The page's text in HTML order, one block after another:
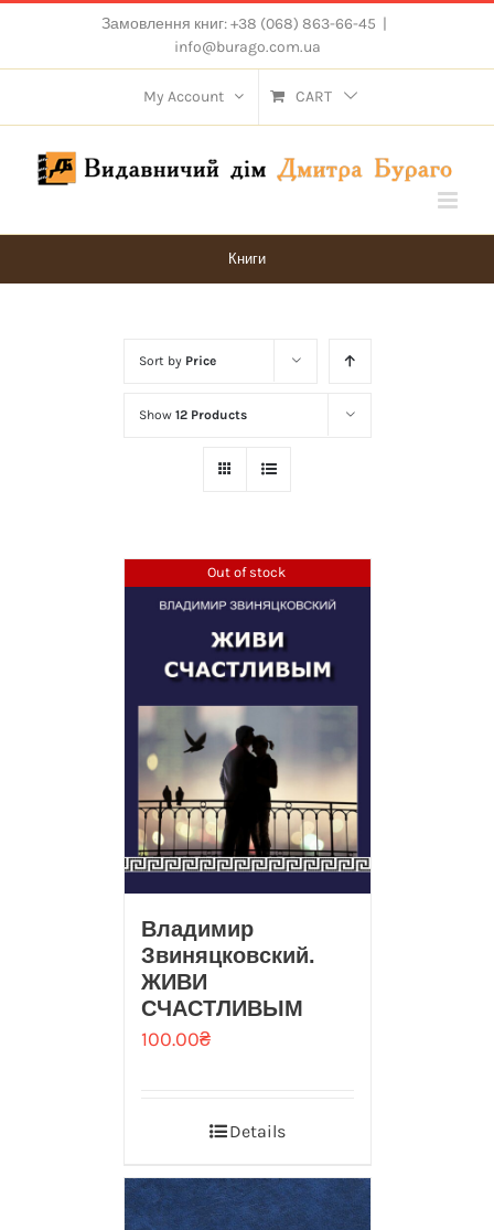
content
Замовлення книг: +38 (068) 863-66-45 |
info@burago.com.ua
My Account CART
Книги
Sort by Price
Show 12 Products
Out of stock
Владимир
Звиняцковский.
ЖИВИ
СЧАСТЛИВЫМ
100.00₴
Details